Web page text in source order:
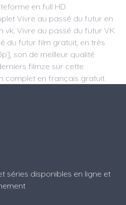
en full HD.
Vivre au passé du futur en
vk, Vivre au passé du futur VK
du futur film gratuit, en très
son de meilleur qualité
filmze sur cette
complet en français gratuit.
séries disponibles en ligne et